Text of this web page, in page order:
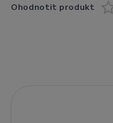
Ohodnotit produkt